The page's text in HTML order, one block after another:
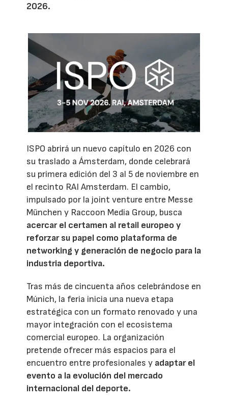
2026.
ISPO abrirá un nuevo capítulo en 2026 con
su traslado a Ámsterdam, donde celebrará
su primera edición del 3 al 5 de noviembre en
el recinto RAI Amsterdam. El cambio,
impulsado por la joint venture entre Messe
München y Raccoon Media Group, busca
acercar el certamen al retail europeo y
reforzar su papel como plataforma de
networking y generación de negocio para la
industria deportiva.
Tras más de cincuenta años celebrándose en
Múnich, la feria inicia una nueva etapa
estratégica con un formato renovado y una
mayor integración con el ecosistema
comercial europeo. La organización
pretende ofrecer más espacios para el
encuentro entre profesionales y adaptar el
evento a la evolución del mercado
internacional del deporte.